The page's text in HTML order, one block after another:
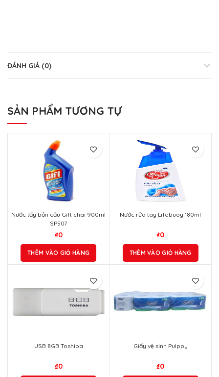
ĐÁNH GIÁ (0)
SẢN PHẨM TƯƠNG TỰ
Nước tẩy bồn cầu Gift chai 900ml
SP507
₫0
THÊM VÀO GIỎ HÀNG
Nước rửa tay Lifebuoy 180ml
₫0
THÊM VÀO GIỎ HÀNG
USB 8GB Toshiba
₫0
Giấy vệ sinh Pulppy
₫0